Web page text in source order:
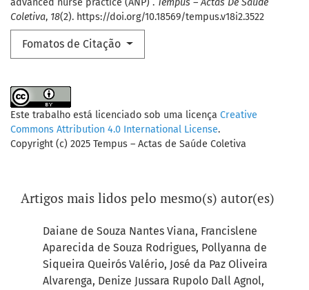
advanced nurse practice (ANP) . Tempus – Actas De Saúde
Coletiva, 18(2). https://doi.org/10.18569/tempus.v18i2.3522
Fomatos de Citação
Este trabalho está licenciado sob uma licença Creative
Commons Attribution 4.0 International License.
Copyright (c) 2025 Tempus – Actas de Saúde Coletiva
Artigos mais lidos pelo mesmo(s) autor(es)
Daiane de Souza Nantes Viana, Francislene
Aparecida de Souza Rodrigues, Pollyanna de
Siqueira Queirós Valério, José da Paz Oliveira
Alvarenga, Denize Jussara Rupolo Dall Agnol,